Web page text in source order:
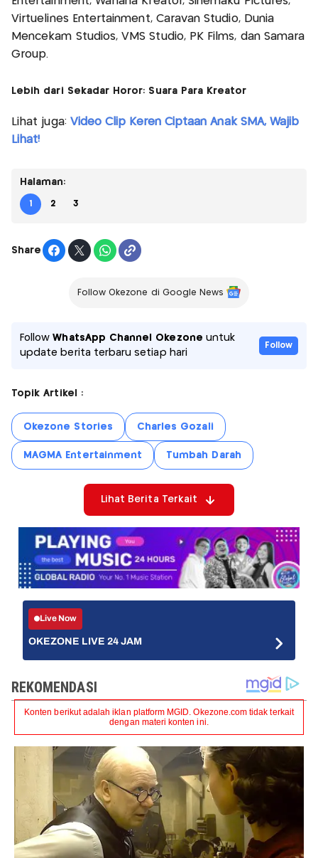
Virtuelines Entertainment, Caravan Studio, Dunia
Mencekam Studios, VMS Studio, PK Films, dan Samara
Group.
Lebih dari Sekadar Horor: Suara Para Kreator
Lihat juga: Video Clip Keren Ciptaan Anak SMA, Wajib
Lihat!
Halaman:
1 2 3
Share
Follow Okezone di Google News
FollowWhatsApp Channel Okezone untuk
update berita terbaru setiap hari
Follow
Topik Artikel :
Okezone Stories Charles Gozali
MAGMA Entertainment Tumbah Darah
Lihat Berita Terkait
Live Now
OKEZONE LIVE 24 JAM